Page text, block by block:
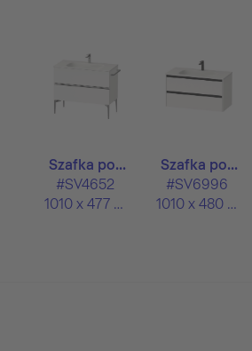
Szafka po...
#SV4652
1010 x 477 mm
Szafka po...
#SV6996
1010 x 480 mm